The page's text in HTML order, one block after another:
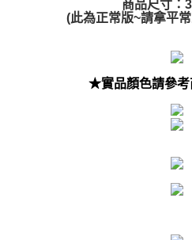
５．嚴禁一人註冊多個帳號或使用他人
恩沛科技股份有限公司將有權停止該用
國家/地區配送(限中國大陸地區)
商品尺寸：
(此為正常版~請拿平
★實品顏色請參